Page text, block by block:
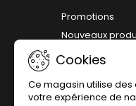
Promotions
Nouveaux
Meilleures ventes
Cookies
Ce magasin utilise
votre expérience de